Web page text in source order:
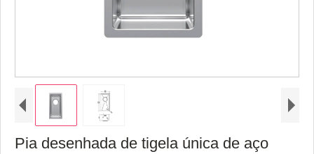
Pia desenhada de tigela única de aço